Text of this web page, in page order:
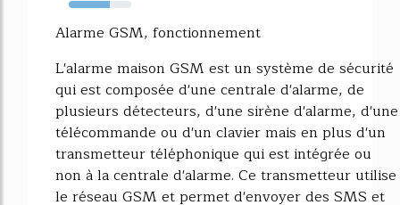
65%
Alarme GSM, fonctionnement
L'alarme maison GSM est un système de sécurité
qui est composée d'une centrale d'alarme, de
plusieurs détecteurs, d'une sirène d'alarme, d'une
télécommande ou d'un clavier mais en plus d'un
transmetteur téléphonique qui est intégrée ou
non à la centrale d'alarme. Ce transmetteur utilise
le réseau GSM et permet d'envoyer des SMS et